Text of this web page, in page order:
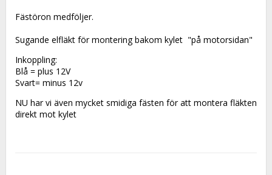
Fästöron medföljer.
Sugande elfläkt för montering bakom kylet  "på motorsidan"
Inkoppling:
Blå = plus 12V
Svart= minus 12v
NU har vi även mycket smidiga fästen för att montera fläkten
direkt mot kylet